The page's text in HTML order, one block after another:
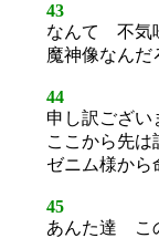
43
なんて 不気
魔神像なん
44
申し訳ござい
ここから先
ゼニム様から
45
あんた達 こ